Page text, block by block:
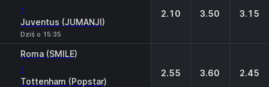
-
Juventus (JUMANJI)
Dziś o 15:35
2.10 3.50 3.15
Roma (SMILE)
-
Tottenham (Popstar)
2.55 3.60 2.45